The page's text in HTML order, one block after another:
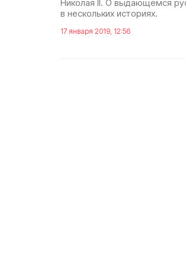
Николая II. О выдающемся
в нескольких историях.
17 января 2019, 12:56